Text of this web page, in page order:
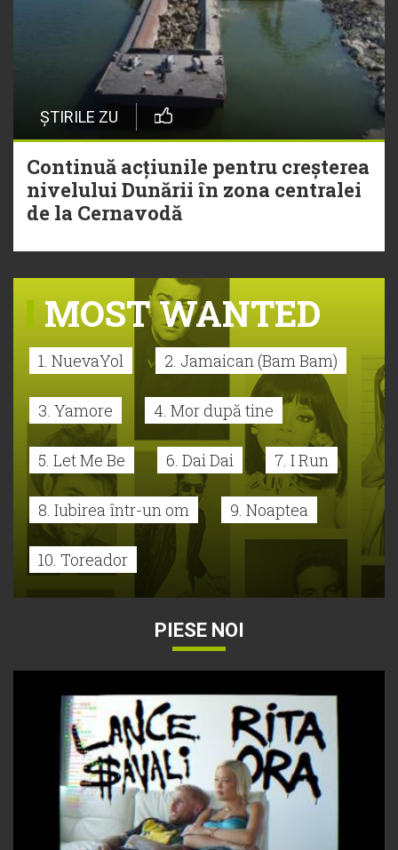
ȘTIRILE ZU
Continuă acțiunile pentru creșterea
nivelului Dunării în zona centralei
de la Cernavodă
MOST WANTED
1. NuevaYol 2. Jamaican (Bam Bam)
3. Yamore 4. Mor după tine
5. Let Me Be 6. Dai Dai 7. I Run
8. Iubirea într-un om 9. Noaptea
10. Toreador
PIESE NOI